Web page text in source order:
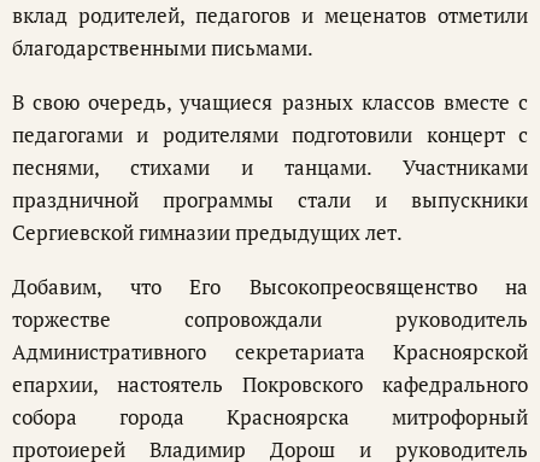
вклад родителей, педагогов и меценатов отметили
благодарственными письмами.
В свою очередь, учащиеся разных классов вместе с
педагогами и родителями подготовили концерт с
песнями, стихами и танцами. Участниками
праздничной программы стали и выпускники
Сергиевской гимназии предыдущих лет.
Добавим, что Его Высокопреосвященство на
торжестве сопровождали руководитель
Административного секретариата Красноярской
епархии, настоятель Покровского кафедрального
собора города Красноярска митрофорный
протоиерей Владимир Дорош и руководитель